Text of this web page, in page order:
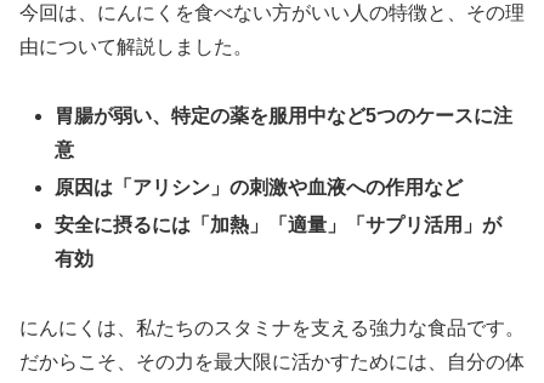
今回は、にんにくを食べない方がいい人の特徴と、その理
由について解説しました。
胃腸が弱い、特定の薬を服用中など5つのケースに注
意
原因は「アリシン」の刺激や血液への作用など
安全に摂るには「加熱」「適量」「サプリ活用」が
有効
にんにくは、私たちのスタミナを支える強力な食品です。
だからこそ、その力を最大限に活かすためには、自分の体